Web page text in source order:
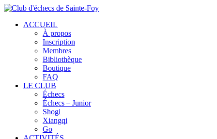
ACCUEIL
À propos
Inscription
Membres
Bibliothèque
Boutique
FAQ
LE CLUB
Échecs
Échecs – Junior
Shogi
Xiangqi
Go